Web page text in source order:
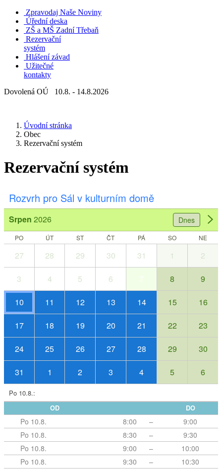
Zpravodaj Naše Noviny
Úřední deska
ZŠ a MŠ Zadní Třebaň
Rezervační
systém
Hlášení závad
Užitečné
kontakty
Dovolená OÚ 10.8. - 14.8.2026
Úvodní stránka
Obec
Rezervační systém
Rezervační systém